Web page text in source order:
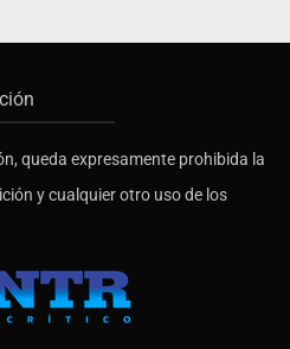
queda expresamente prohibida la
y cualquier otro uso de los